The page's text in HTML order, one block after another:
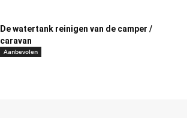
De watertank reinigen van de camper /
caravan
Aanbevolen